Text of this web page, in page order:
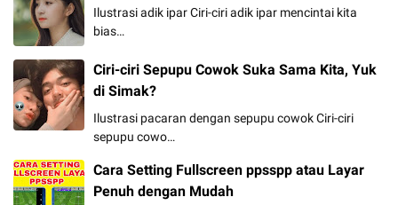
Ilustrasi adik ipar Ciri-ciri adik ipar mencintai kita
bias…
Ciri-ciri Sepupu Cowok Suka Sama Kita, Yuk
di Simak?
Ilustrasi pacaran dengan sepupu cowok Ciri-ciri
sepupu cowo…
Cara Setting Fullscreen ppsspp atau Layar
Penuh dengan Mudah